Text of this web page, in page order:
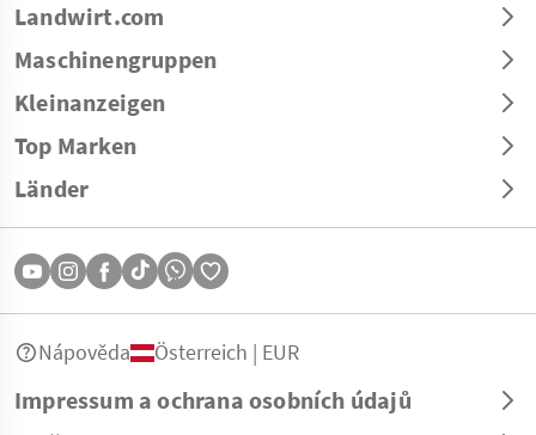
Landwirt.com
Maschinengruppen
Kleinanzeigen
Top Marken
Länder
Impressum a ochrana osobních údajů
Nápověda Österreich | EUR